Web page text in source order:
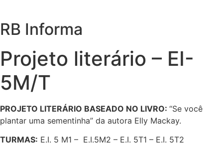
RB Informa
Projeto literário – EI-
5M/T
PROJETO LITERÁRIO BASEADO NO LIVRO: “Se você
plantar uma sementinha” da autora Elly Mackay.
TURMAS: E.I. 5 M1 – E.I.5M2 – E.I. 5T1 – E.I. 5T2